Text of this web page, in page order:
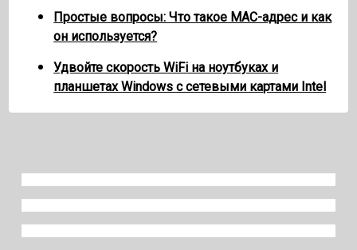
Простые вопросы: Что такое MAC-адрес и как
он используется?
Удвойте скорость WiFi на ноутбуках и
планшетах Windows с сетевыми картами Intel